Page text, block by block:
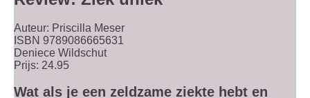
Auteur: Priscilla Meser
ISBN 9789086665631
Deniece Wildschut
Prijs: 24.95
Wat als je een zeldzame ziekte hebt en